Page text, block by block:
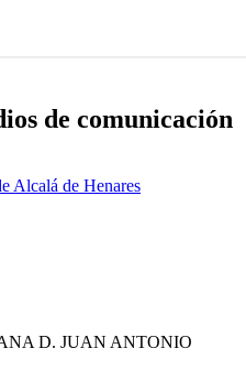
de comunicación
Alcalá de Henares
D. JUAN ANTONIO